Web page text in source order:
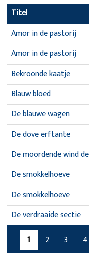
Titel
Amor in de pastorij
Amor in de pastorij
Bekroonde kaatje
Blauw bloed
De blauwe wagen
De dove erftante
De moordende wind
De smokkelhoeve
De smokkelhoeve
De verdraaide sectie
1
2 3 4